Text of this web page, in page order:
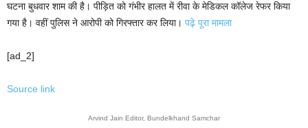
घटना बुधवार शाम की है। पीड़ित को गंभीर हालत में रीवा के मेडिकल कॉलेज रेफर किया
गया है। वहीं पुलिस ने आरोपी को गिरफ्तार कर लिया। पढ़े पूरा मामला
[ad_2]
Source link
Arvind Jain Editor, Bundelkhand Samchar